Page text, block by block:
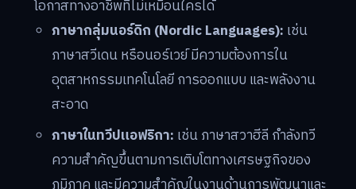
โอกาสทางอาชีพที่ไม่เหมือนใครได้
ภาษากลุ่มนอร์ดิก (Nordic Languages): เช่น
ภาษาสวีเดน หรือนอร์เวย์ มีความต้องการใน
อุตสาหกรรมเทคโนโลยี การออกแบบ และพลังงาน
สะอาด
ภาษาในทวีปแอฟริกา: เช่น ภาษาสวาฮีลี กำลังทวี
ความสำคัญขึ้นตามการเติบโตทางเศรษฐกิจของ